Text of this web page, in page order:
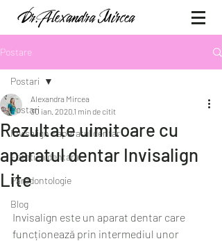
Postare
Postari
Invisalign - aparatul dentar
Estetica dentara
Parodontologie
Blog
Postari
Rezultate uimitoare cu
aparatul dentar Invisalign
Lite
Alexandra Mircea
30 ian. 2020 1 min de citit
Invisalign este un aparat dentar care
funcționează prin intermediul unor